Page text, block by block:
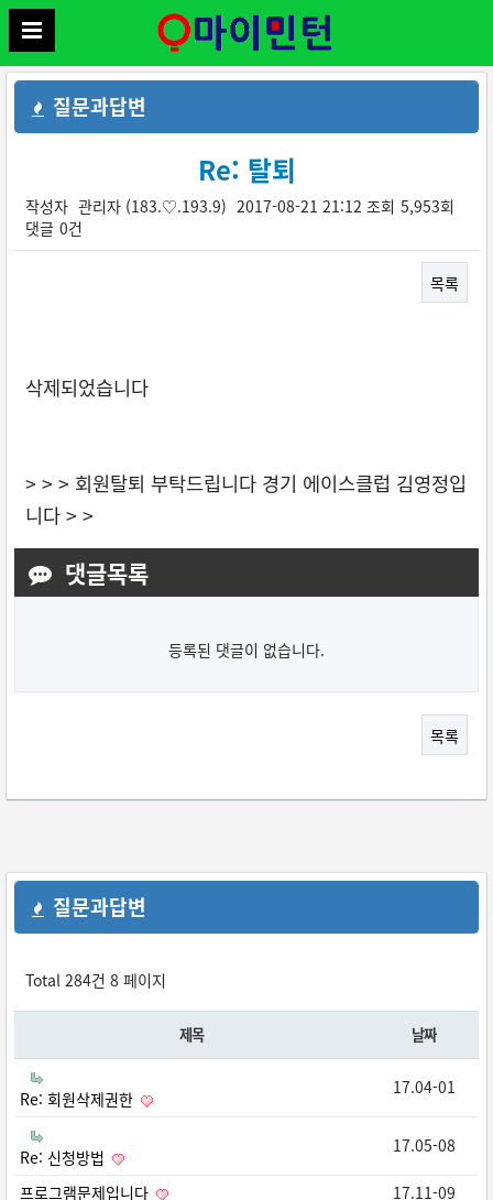
질문과답변
Re: 탈퇴
작성자 관리자 (183.♡.193.9) 2017-08-21 21:12 조회 5,953회
댓글 0건
목록
삭제되었습니다
> > > 회원탈퇴 부탁드립니다 경기 에이스클럽 김영정입
니다 > >
댓글목록
등록된 댓글이 없습니다.
목록
질문과답변
Total 284건 8 페이지
제목 날짜
Re: 회원삭제권한
17.04-01
Re: 신청방법
17.05-08
프로그램문제입니다 17.11-09